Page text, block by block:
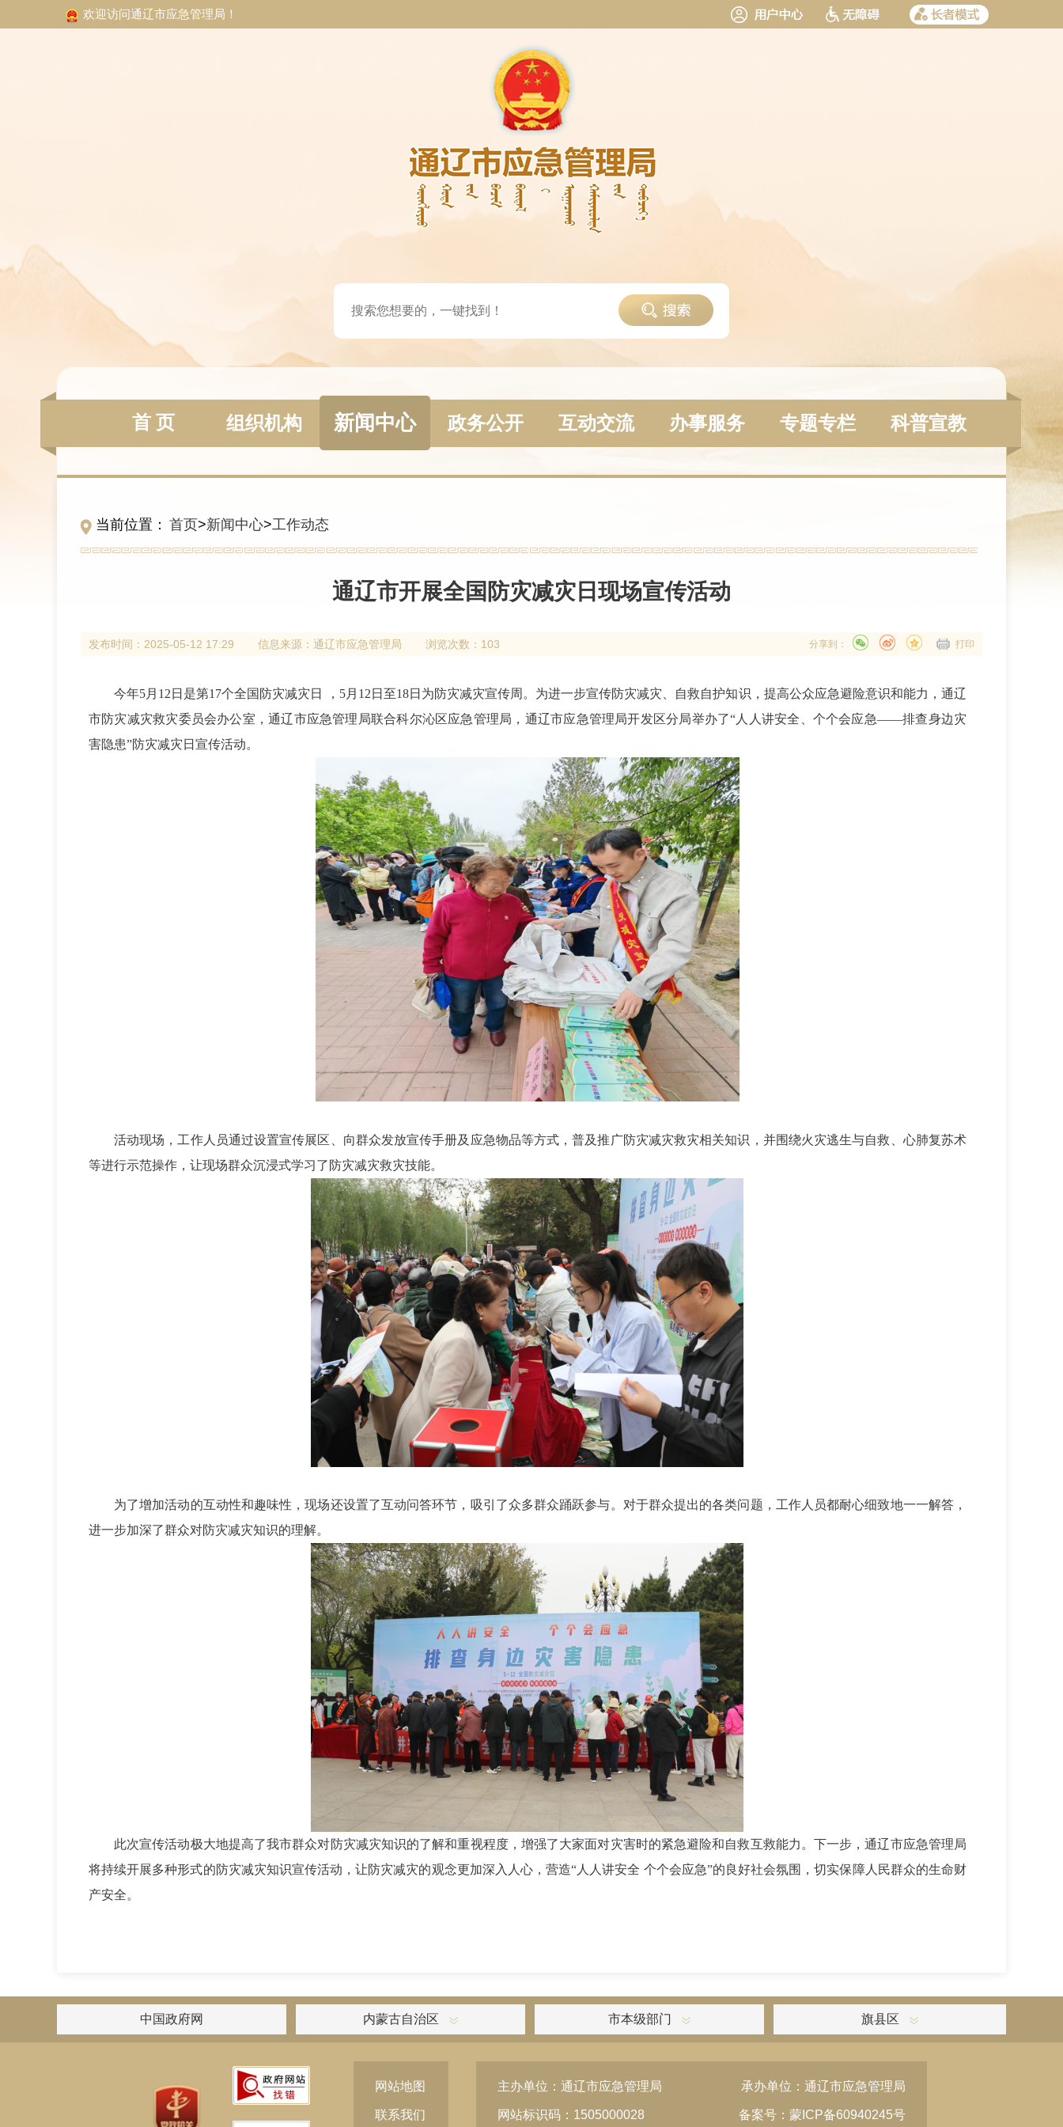
欢迎访问通辽市应急管理局！
首 页 组织机构 新闻中心 政务公开 互动交流 办事服务 专题专栏 科普宣教
当前位置： 首页>新闻中心>工作动态
通辽市开展全国防灾减灾日现场宣传活动
发布时间： 2025-05-12 17:29 信息来源： 通辽市应急管理局 浏览次数：103 打印
分享到：
今年5月12日是第17个全国防灾减灾日 ，5月12日至18日为防灾减灾宣传周。为进一步宣传防灾减灾、自救自护知识，提高公众应急避险意识和能力，通辽
市防灾减灾救灾委员会办公室，通辽市应急管理局联合科尔沁区应急管理局，通辽市应急管理局开发区分局举办了“人人讲安全、个个会应急——排查身边灾
害隐患”防灾减灾日宣传活动。
活动现场，工作人员通过设置宣传展区、向群众发放宣传手册及应急物品等方式，普及推广防灾减灾救灾相关知识，并围绕火灾逃生与自救、心肺复苏术
等进行示范操作，让现场群众沉浸式学习了防灾减灾救灾技能。
为了增加活动的互动性和趣味性，现场还设置了互动问答环节，吸引了众多群众踊跃参与。对于群众提出的各类问题，工作人员都耐心细致地一一解答，
进一步加深了群众对防灾减灾知识的理解。
此次宣传活动极大地提高了我市群众对防灾减灾知识的了解和重视程度，增强了大家面对灾害时的紧急避险和自救互救能力。下一步，通辽市应急管理局
将持续开展多种形式的防灾减灾知识宣传活动，让防灾减灾的观念更加深入人心，营造“人人讲安全 个个会应急”的良好社会氛围，切实保障人民群众的生命财
产安全。
中国政府网 内蒙古自治区 市本级部门 旗县区
网站地图
联系我们
主办单位：通辽市应急管理局 承办单位：通辽市应急管理局
网站标识码：1505000028 备案号：蒙ICP备60940245号